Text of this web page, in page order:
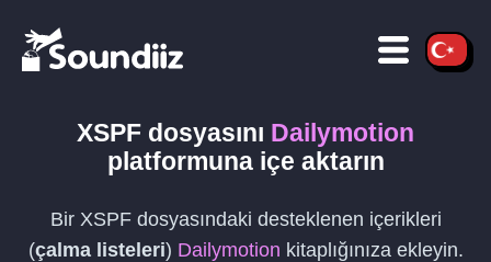
XSPF dosyasını Dailymotion
platformuna içe aktarın
Bir XSPFdosyasındaki desteklenen içerikleri
(çalma listeleri) Dailymotion kitaplığınıza ekleyin.